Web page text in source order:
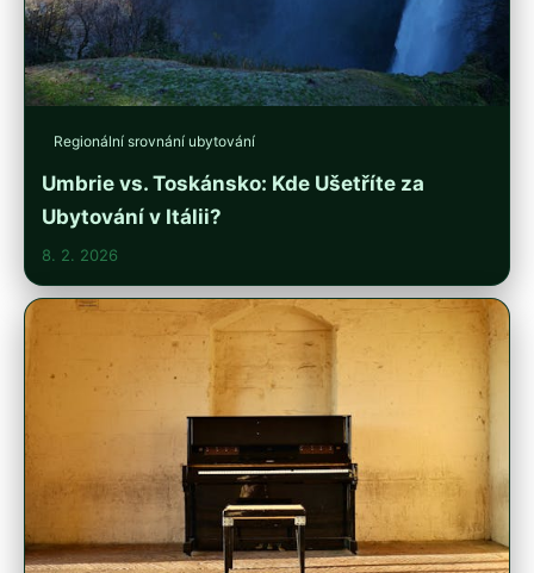
Regionální srovnání ubytování
Umbrie vs. Toskánsko: Kde Ušetříte za
Ubytování v Itálii?
8. 2. 2026